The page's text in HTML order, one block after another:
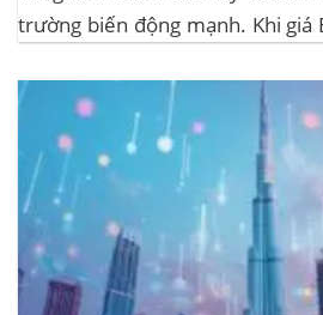
trường biến động mạnh. Khi giá
khiến hơn 185 triệu USD vị thế